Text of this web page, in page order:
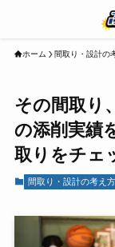
ホーム 間取り・設計の
その間取り
の添削実績
取りをチェ
間取り・設計の考え方